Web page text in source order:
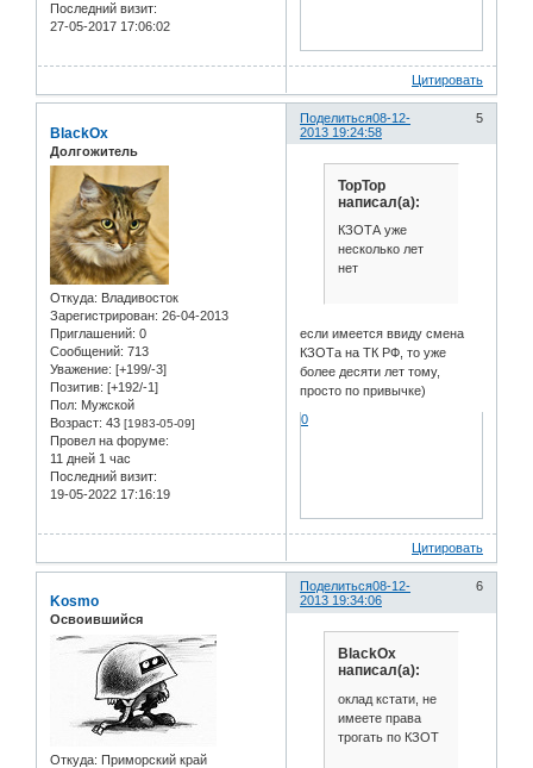
Последний визит:
27-05-2017 17:06:02
Цитировать
Поделиться 5
08-12-
2013 19:24:58
BlackOx
Долгожитель
Откуда: Владивосток
Зарегистрирован: 26-04-2013
Приглашений: 0
Сообщений: 713
Уважение: [+199/-3]
Позитив: [+192/-1]
Пол: Мужской
Возраст: 43 [1983-05-09]
Провел на форуме:
11 дней 1 час
Последний визит:
19-05-2022 17:16:19
TopTop
написал(а):
КЗОТА уже
несколько лет
нет
если имеется ввиду смена
КЗОТа на ТК РФ, то уже
более десяти лет тому,
просто по привычке)
0
Цитировать
Поделиться 6
08-12-
2013 19:34:06
Kosmo
Освоившийся
Откуда: Приморский край
BlackOx
написал(а):
оклад кстати, не
имеете права
трогать по КЗОТ